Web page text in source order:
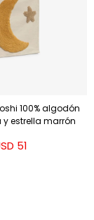
100% algodón
estrella marrón
51